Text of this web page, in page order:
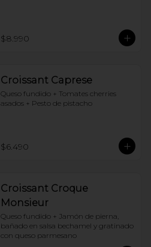
$8.990
Croissant Caprese
Queso fundido + Tomates cherries
asados + Pesto de pistacho
$6.490
Croissant Croque
Monsieur
Queso fundido + Jamón de pierna,
bañado en salsa bechamel y gratinado
con queso parmesano